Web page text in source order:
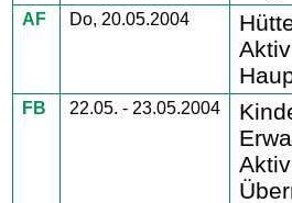
AF Do, 20.05.2004
FB 22.05. - 23.05.2004